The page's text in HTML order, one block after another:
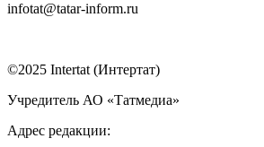
infotat@tatar-inform.ru
©2025 Intertat (Интертат)
Учредитель АО «Татмедиа»
Адрес редакции: